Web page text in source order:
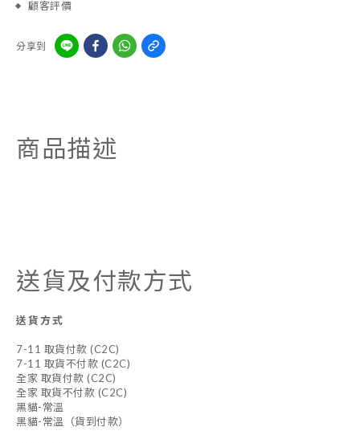
顧客評價
分享到
商品描述
送貨及付款方式
送貨方式
7-11 取貨付款 (C2C)
7-11 取貨不付款 (C2C)
全家 取貨付款 (C2C)
全家 取貨不付款 (C2C)
黑貓-常溫
黑貓-常溫（貨到付款）